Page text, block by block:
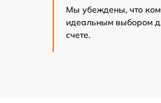
Мы убеждены, что
идеальным выбором
счете.